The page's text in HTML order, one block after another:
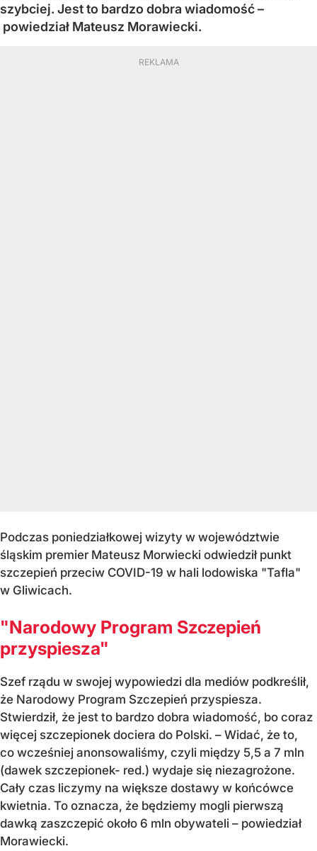
szybciej. Jest to bardzo dobra wiadomość –
powiedział Mateusz Morawiecki.
Podczas poniedziałkowej wizyty w województwie
śląskim premier Mateusz Morwiecki odwiedził punkt
szczepień przeciw COVID-19 w hali lodowiska "Tafla"
w Gliwicach.
"Narodowy Program Szczepień
przyspiesza"
Szef rządu w swojej wypowiedzi dla mediów podkreślił,
że Narodowy Program Szczepień przyspiesza.
Stwierdził, że jest to bardzo dobra wiadomość, bo coraz
więcej szczepionek dociera do Polski. – Widać, że to,
co wcześniej anonsowaliśmy, czyli między 5,5 a 7 mln
(dawek szczepionek- red.) wydaje się niezagrożone.
Cały czas liczymy na większe dostawy w końcówce
kwietnia. To oznacza, że będziemy mogli pierwszą
dawką zaszczepić około 6 mln obywateli – powiedział
Morawiecki.